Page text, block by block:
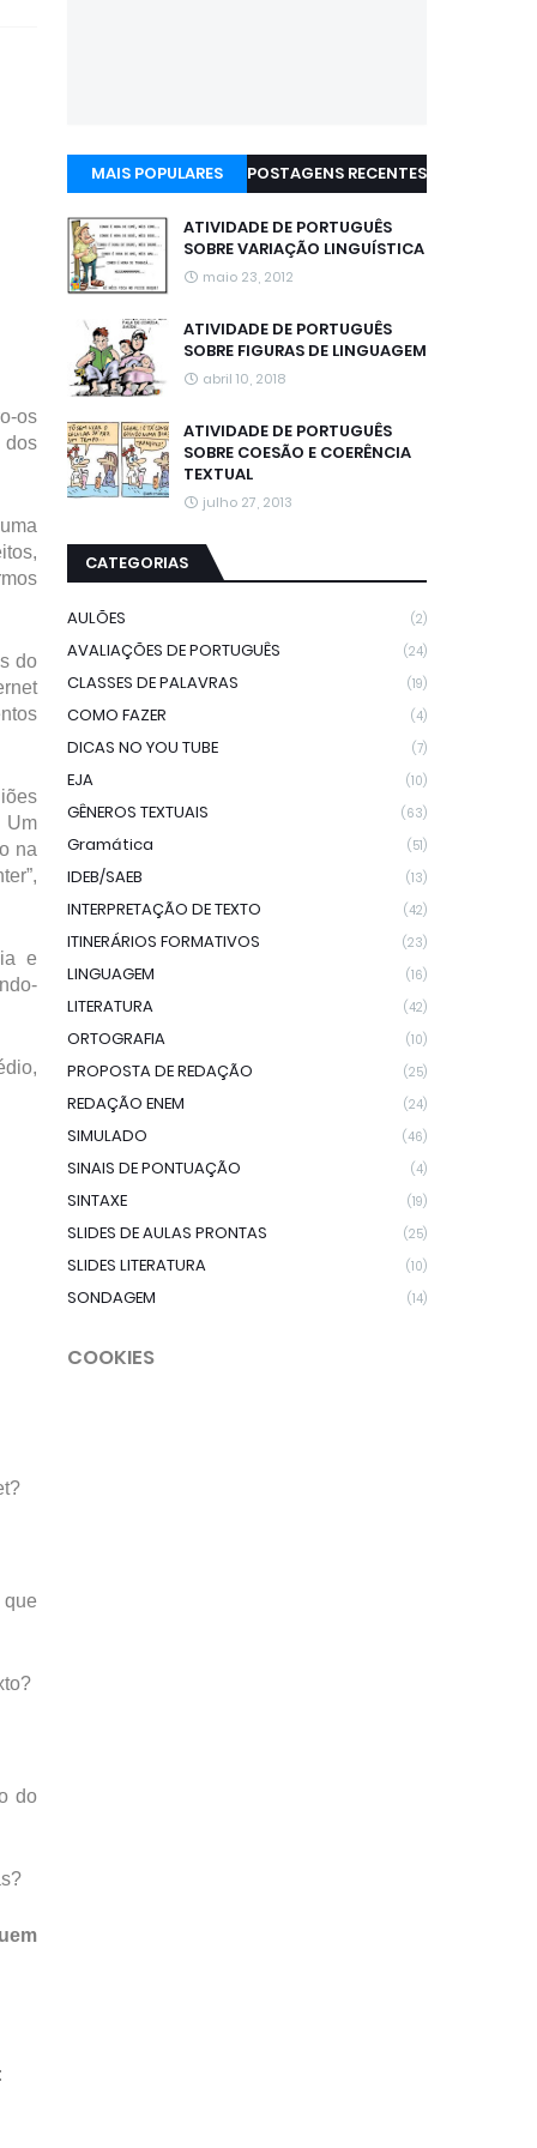
os
dos
do
Um
na
e
do
MAIS POPULARES POSTAGENS RECENTES
ATIVIDADE DE PORTUGUÊS
SOBRE VARIAÇÃO LINGUÍSTICA
maio 23, 2012
ATIVIDADE DE PORTUGUÊS
SOBRE FIGURAS DE LINGUAGEM
abril 10, 2018
ATIVIDADE DE PORTUGUÊS
SOBRE COESÃO E COERÊNCIA
TEXTUAL
julho 27, 2013
CATEGORIAS
AULÕES (2)
AVALIAÇÕES DE PORTUGUÊS (24)
CLASSES DE PALAVRAS (19)
COMO FAZER (4)
DICAS NO YOU TUBE (7)
EJA (10)
GÊNEROS TEXTUAIS (63)
Gramática (51)
IDEB/SAEB (13)
INTERPRETAÇÃO DE TEXTO (42)
ITINERÁRIOS FORMATIVOS (23)
LINGUAGEM (16)
LITERATURA (42)
ORTOGRAFIA (10)
PROPOSTA DE REDAÇÃO (25)
REDAÇÃO ENEM (24)
SIMULADO (46)
SINAIS DE PONTUAÇÃO (4)
SINTAXE (19)
SLIDES DE AULAS PRONTAS (25)
SLIDES LITERATURA (10)
SONDAGEM (14)
COOKIES